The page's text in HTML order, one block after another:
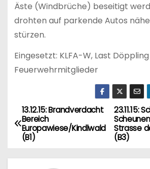
Äste (Windbrüche) beseitigt
drohten auf parkende Autos nähe
stürzen.
Eingesetzt: KLFA-W, Last
Feuerwehrmitglieder
B
e
i
23.11.15:
Strasse
(B3)
13.12.15: Brandverdacht
Bereich
Europawiese/Kindlwald
(B1)